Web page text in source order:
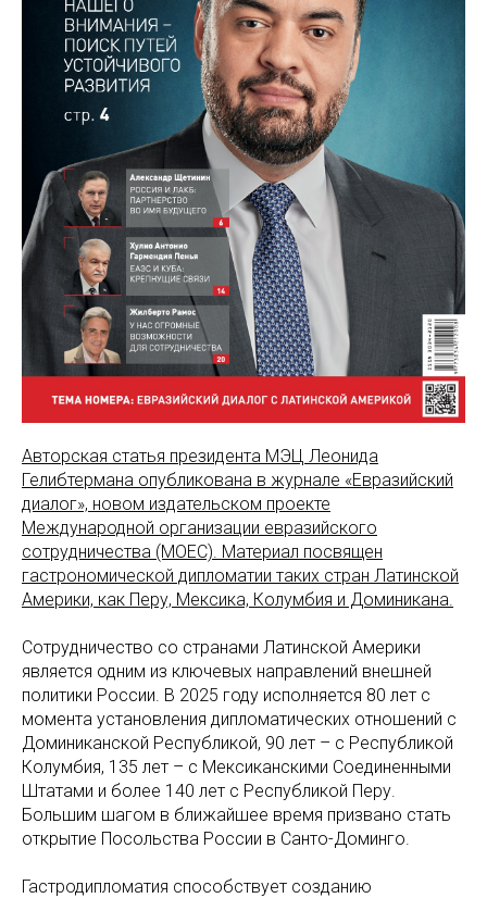
Авторская статья президента МЭЦ Леонида
Гелибтермана опубликована в журнале «Евразийский
диалог», новом издательском проекте
Международной организации евразийского
сотрудничества (МОЕС). Материал посвящен
гастрономической дипломатии таких стран Латинской
Америки, как Перу, Мексика, Колумбия и Доминикана.
Сотрудничество со странами Латинской Америки
является одним из ключевых направлений внешней
политики России. В 2025 году исполняется 80 лет с
момента установления дипломатических отношений с
Доминиканской Республикой, 90 лет – с Республикой
Колумбия, 135 лет – с Мексиканскими Соединенными
Штатами и более 140 лет с Республикой Перу.
Большим шагом в ближайшее время призвано стать
открытие Посольства России в Санто-Доминго.
Гастродипломатия способствует созданию